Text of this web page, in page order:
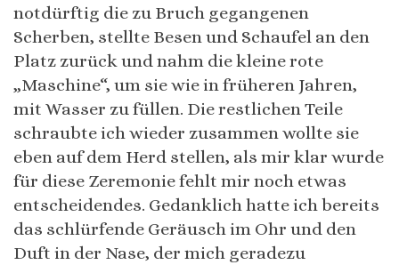
notdürftig die zu Bruch gegangenen
Scherben, stellte Besen und Schaufel an den
Platz zurück und nahm die kleine rote
„Maschine“, um sie wie in früheren Jahren,
mit Wasser zu füllen. Die restlichen Teile
schraubte ich wieder zusammen wollte sie
eben auf dem Herd stellen, als mir klar wurde
für diese Zeremonie fehlt mir noch etwas
entscheidendes. Gedanklich hatte ich bereits
das schlürfende Geräusch im Ohr und den
Duft in der Nase, der mich geradezu